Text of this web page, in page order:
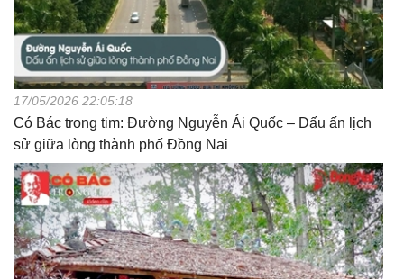
17/05/2026 22:05:18
Có Bác trong tim: Đường Nguyễn Ái Quốc – Dấu ấn lịch
sử giữa lòng thành phố Đồng Nai